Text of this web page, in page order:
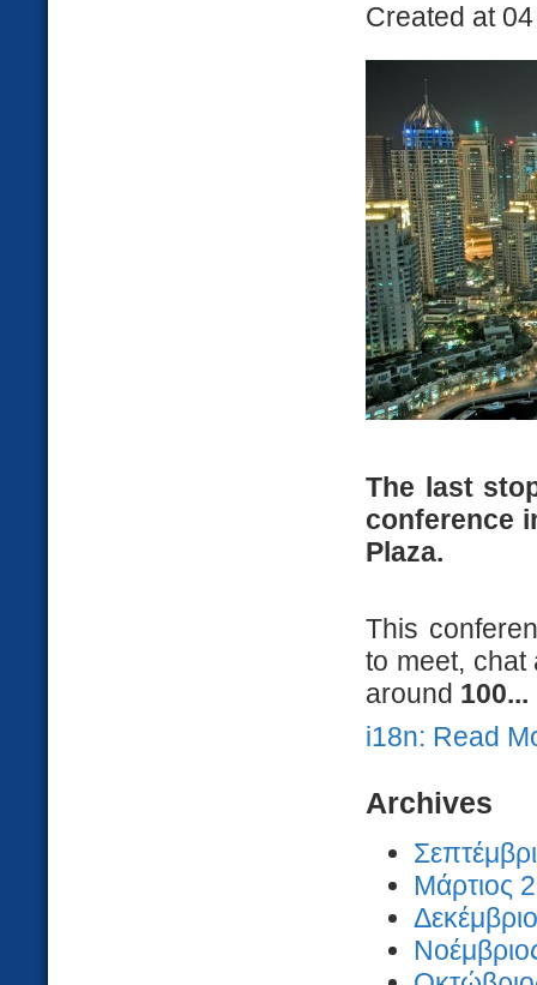
Created at
The last
conference
Plaza.
This
to meet, chat
around 100...
i18n: Read
Archives
Μάρτιος